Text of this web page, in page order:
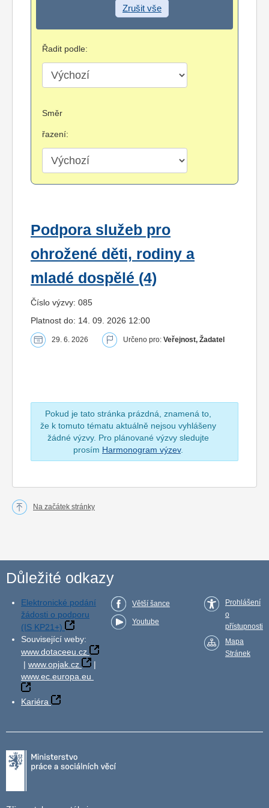
Zrušit vše
Řadit podle:
Směr
řazení:
Podpora služeb pro
ohrožené děti, rodiny a
mladé dospělé (4)
Číslo výzvy: 085
Platnost do: 14. 09. 2026 12:00
29. 6. 2026 Určeno pro: Veřejnost, Žadatel
Pokud je tato stránka prázdná, znamená to,
že k tomuto tématu aktuálně nejsou vyhlášeny
žádné výzvy. Pro plánované výzvy sledujte
prosím Harmonogram výzev.
Na začátek stránky
Důležité odkazy
Elektronické podání
žádosti o podporu
(IS KP21+)
Související weby:
www.dotaceeu.cz
| www.opjak.cz
|
www.ec.europa.eu
Kariéra
Větší šance
Youtube
Prohlášení
o
přístupnosti
Mapa
Stránek